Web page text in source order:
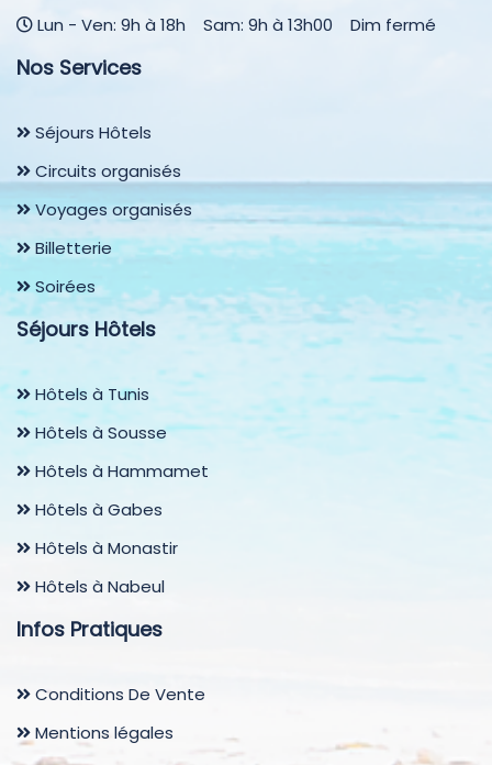
Lun - Ven: 9h à 18h Sam: 9h à 13h00 Dim fermé
Nos Services
Séjours Hôtels
Circuits organisés
Voyages organisés
Billetterie
Soirées
Séjours Hôtels
Hôtels à Tunis
Hôtels à Sousse
Hôtels à Hammamet
Hôtels à Gabes
Hôtels à Monastir
Hôtels à Nabeul
Infos Pratiques
Conditions De Vente
Mentions légales